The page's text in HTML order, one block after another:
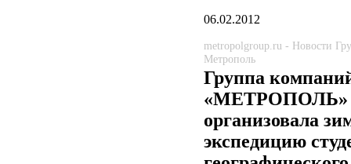
06.02.2012
metropolgroup.ru - Новости
Метрополь
Группа
«МЕТРОПОЛЬ»
организовала
экспедицию